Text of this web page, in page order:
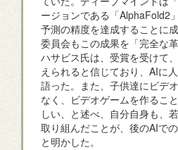
ージョンである「AlphaFold2
予測の精度を達成することに
委員会もこの成果を「完全な
ハサビス氏は、受賞を受けて
えられると信じており、AIに
語った。また、子供達にビデ
なく、ビデオゲームを作るこ
しい、と述べ、自分自身も、
取り組んだことが、後のAIで
と明かした。